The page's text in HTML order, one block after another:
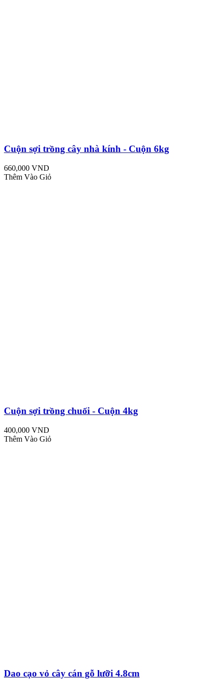
Cuộn sợi trồng cây nhà kính - Cuộn 6kg
660,000 VND
Thêm Vào Giỏ
Cuộn sợi trồng chuối - Cuộn 4kg
400,000 VND
Thêm Vào Giỏ
Dao cạo vỏ cây cán gỗ lưỡi 4.8cm